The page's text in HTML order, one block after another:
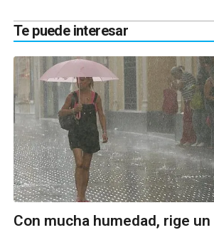
Te puede interesar
Con mucha humedad, rige